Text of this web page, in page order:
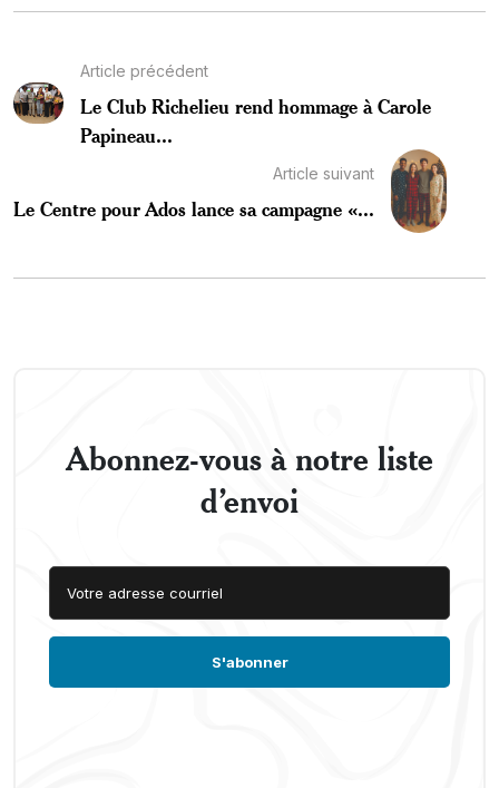
Article précédent
Le Club Richelieu rend hommage à Carole
Papineau...
Article suivant
Le Centre pour Ados lance sa campagne «...
Abonnez-vous à notre liste
d’envoi